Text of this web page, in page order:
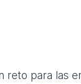
para las